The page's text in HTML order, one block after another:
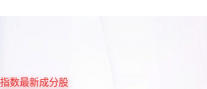
指数最新成分股